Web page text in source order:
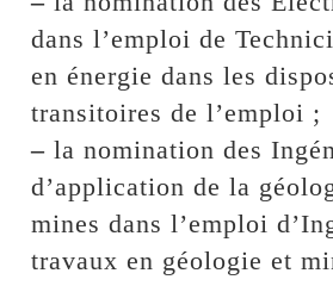
dans l’emploi de
en énergie dans les
transitoires de l’emploi ;
– la nomination des
d’application de la
mines dans l’emploi
travaux en géologie et